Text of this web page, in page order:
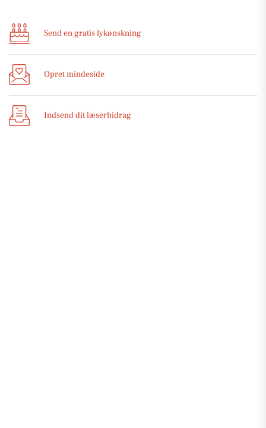
Send en gratis lykønskning
Opret mindeside
Indsend dit læserbidrag